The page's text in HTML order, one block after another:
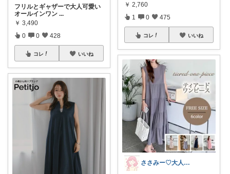
フリルとギャザーで大人可愛い
オールインワン ...
￥ 3,490
0 0 428
コレ いいね
￥ 2,760
1 0 475
コレ いいね
ささみー♡大人可愛いファッション